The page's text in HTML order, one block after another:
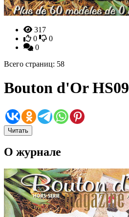
317
0
0
0
Всего страниц: 58
Bouton d'Or HS09
Читать
О журнале